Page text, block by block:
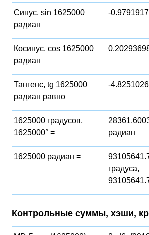
Синус, sin 1625000
радиан
-
Косинус, cos 1625000
радиан
Тангенс, tg 1625000
радиан равно
-
1625000 градусов,
1625000° =
радиан
1625000 радиан =
градуса,
Контрольные суммы, хэши,